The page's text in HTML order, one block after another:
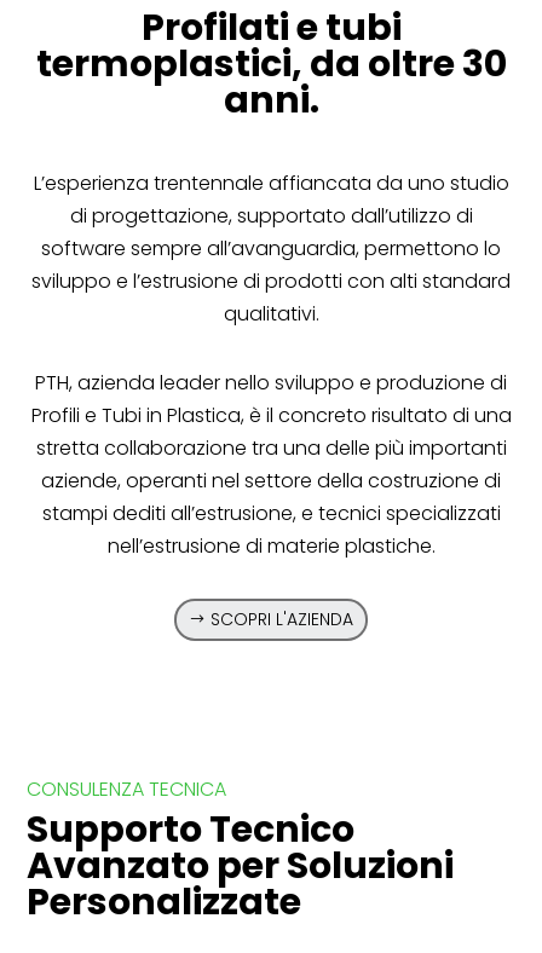
Profilati e tubi
termoplastici, da oltre 30
anni.
L’esperienza trentennale affiancata da uno studio
di progettazione, supportato dall’utilizzo di
software sempre all’avanguardia, permettono lo
sviluppo e l’estrusione di prodotti con alti standard
qualitativi.
PTH, azienda leader nello sviluppo e produzione di
Profili e Tubi in Plastica, è il concreto risultato di una
stretta collaborazione tra una delle più importanti
aziende, operanti nel settore della costruzione di
stampi dediti all’estrusione, e tecnici specializzati
nell’estrusione di materie plastiche.
SCOPRI L'AZIENDA
CONSULENZA TECNICA
Supporto Tecnico
Avanzato per Soluzioni
Personalizzate